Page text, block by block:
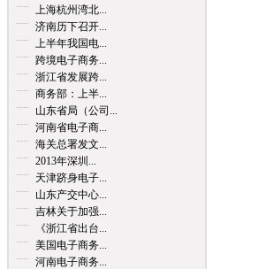
上海杭州湾北...
济南历下召开...
上半年我国电...
跨境电子商务...
浙江省发展跨...
商务部：上半...
山东省局（公司...
河南省电子商...
海关总署发文...
2013年深圳...
天津跻身电子...
山东产交中心...
吉林关于加强...
《浙江省出台...
美国电子商务...
河南电子商务...